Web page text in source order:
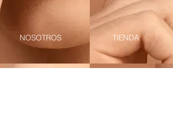
NOSOTROS TIENDA